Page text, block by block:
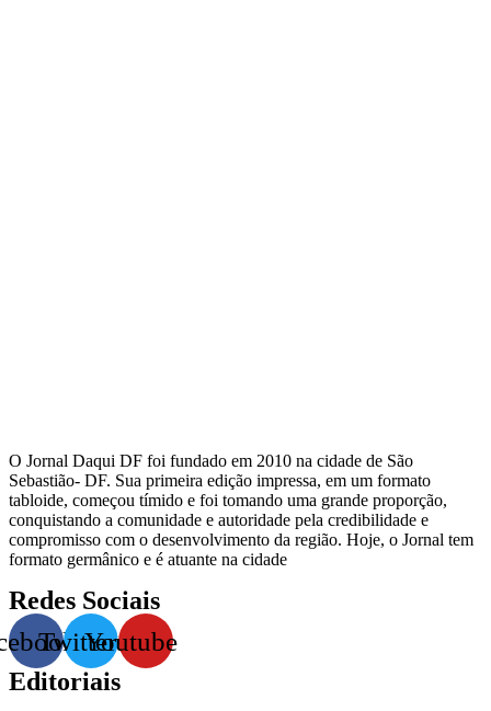
O Jornal Daqui DF foi fundado em 2010 na cidade de São
Sebastião- DF. Sua primeira edição impressa, em um formato
tabloide, começou tímido e foi tomando uma grande proporção,
conquistando a comunidade e autoridade pela credibilidade e
compromisso com o desenvolvimento da região. Hoje, o Jornal tem
formato germânico e é atuante na cidade
Redes Sociais
TwitterYoutube
Editoriais